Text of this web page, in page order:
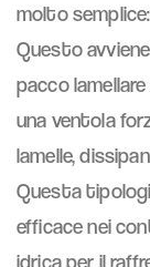
molto semplice:
Questo
pacco
una ventola
lamelle,
Questa
efficace nei
idrica per il